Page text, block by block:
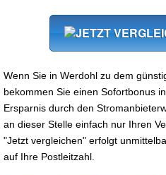
Wenn Sie in Werdohl zu dem
bekommen Sie einen Sofortbonus
Ersparnis durch den
an dieser Stelle einfach nur Ihren
"Jetzt vergleichen" erfolgt
auf Ihre Postleitzahl.